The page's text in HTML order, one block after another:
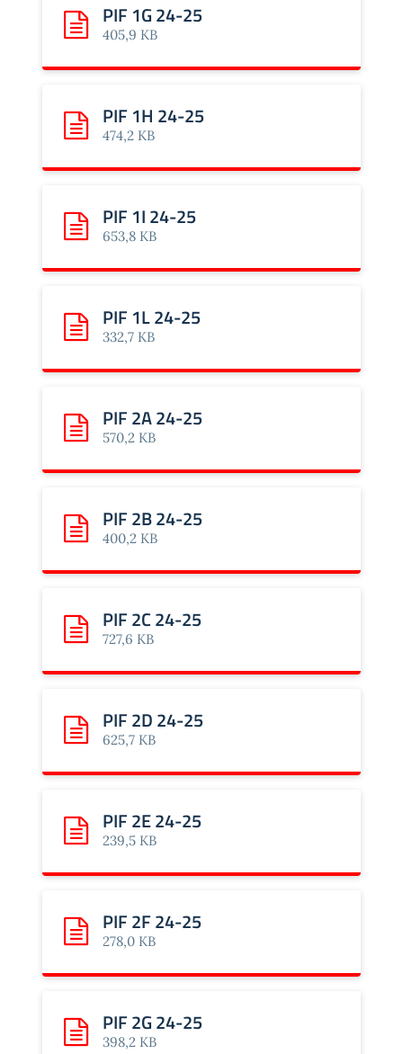
Scarica: PIF 1G 24-25
PIF 1G 24-25
405,9 KB
Scarica: PIF 1H 24-25
PIF 1H 24-25
474,2 KB
Scarica: PIF 1I 24-25
PIF 1I 24-25
653,8 KB
Scarica: PIF 1L 24-25
PIF 1L 24-25
332,7 KB
Scarica: PIF 2A 24-25
PIF 2A 24-25
570,2 KB
Scarica: PIF 2B 24-25
PIF 2B 24-25
400,2 KB
Scarica: PIF 2C 24-25
PIF 2C 24-25
727,6 KB
Scarica: PIF 2D 24-25
PIF 2D 24-25
625,7 KB
Scarica: PIF 2E 24-25
PIF 2E 24-25
239,5 KB
Scarica: PIF 2F 24-25
PIF 2F 24-25
278,0 KB
Scarica: PIF 2G 24-25
PIF 2G 24-25
398,2 KB